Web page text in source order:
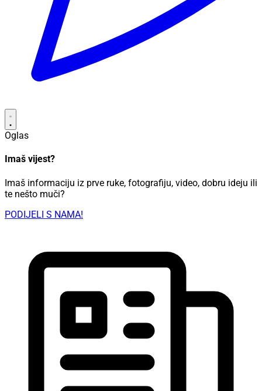
Oglas
Imaš vijest?
Imaš informaciju iz prve ruke, fotografiju, video, dobru ideju ili
te nešto muči?
PODIJELI S NAMA!